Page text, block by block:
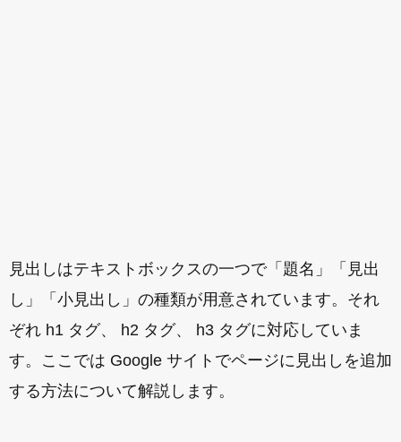
見出しはテキストボックスの一つで「題名」「見出
し」「小見出し」の種類が用意されています。それ
ぞれ h1 タグ、 h2 タグ、 h3 タグに対応していま
す。ここでは Google サイトでページに見出しを追加
する方法について解説します。